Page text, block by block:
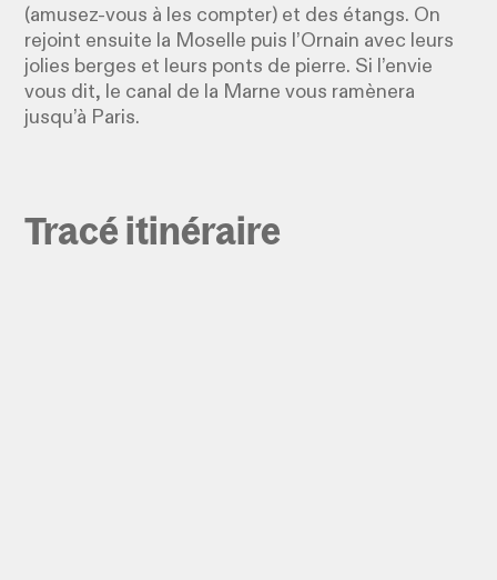
(amusez-vous à les compter) et des étangs. On
rejoint ensuite la Moselle puis l’Ornain avec leurs
jolies berges et leurs ponts de pierre. Si l’envie
vous dit, le canal de la Marne vous ramènera
jusqu’à Paris.
Tracé itinéraire